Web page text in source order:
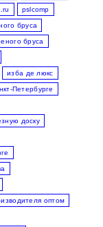
pslcomp
бруса
бруса
изба де люкс
Петербурге
доску
оптом